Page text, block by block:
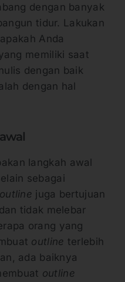
dengan banyak
tidur. Lakukan
Anda
memiliki saat
dengan baik
dengan hal
langkah awal
sebagai
outline juga bertujuan
tidak melebar
orang yang
outline terlebih
ada baiknya
outline